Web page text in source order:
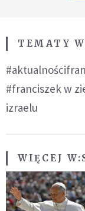
TEMATY
#franciszek w
izraelu
WIĘCEJ W: